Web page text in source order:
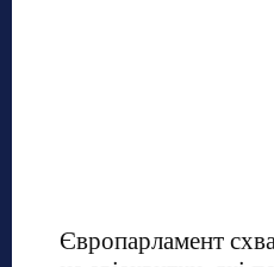
Європарламент